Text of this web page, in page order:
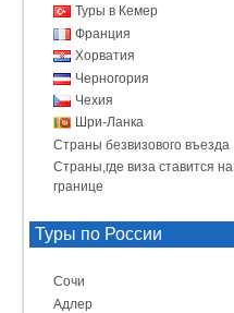
Туры в Кемер
Франция
Хорватия
Черногория
Чехия
Шри-Ланка
Страны безвизового въезда
Страны,где виза ставится на
границе
Туры по России
Сочи
Адлер